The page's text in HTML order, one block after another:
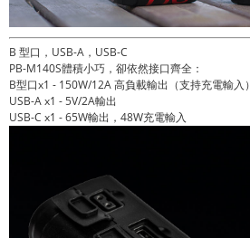
B 型口，USB-A，USB-C
PB-M140S體積小巧，卻依然接口齊全：
B型口x1 - 150W/12A 高負載輸出（支持充電輸入）
USB-A x1 - 5V/2A輸出
USB-C x1 - 65W輸出，48W充電輸入